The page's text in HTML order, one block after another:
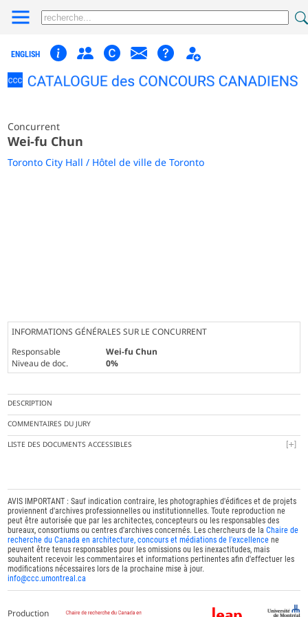
ENGLISH
Concurrent
Wei-fu Chun
Toronto City Hall / Hôtel de ville de Toronto
INFORMATIONS GÉNÉRALES SUR LE CONCURRENT
Responsable
Wei-fu Chun
Niveau de doc.
0%
DESCRIPTION
COMMENTAIRES DU JURY
LISTE DES DOCUMENTS ACCESSIBLES
AVIS IMPORTANT : Sauf indication contraire, les photographies d'édifices et de projets
proviennent d'archives professionnelles ou institutionnelles. Toute reproduction ne
peut être autorisée que par les architectes, concepteurs ou les responsables des
bureaux, consortiums ou centres d'archives concernés. Les chercheurs de laChaire de
recherche du Canada en architecture, concours et médiations de l'excellence ne
peuvent être tenus responsables pour les omissions ou les inexactitudes, mais
souhaitent recevoir les commentaires et informations pertinentes afin d'effectuer les
modifications nécessaires lors de la prochaine mise à jour.
info@ccc.umontreal.ca
Production